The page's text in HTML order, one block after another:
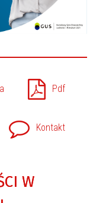
Pdf
Kontakt
W